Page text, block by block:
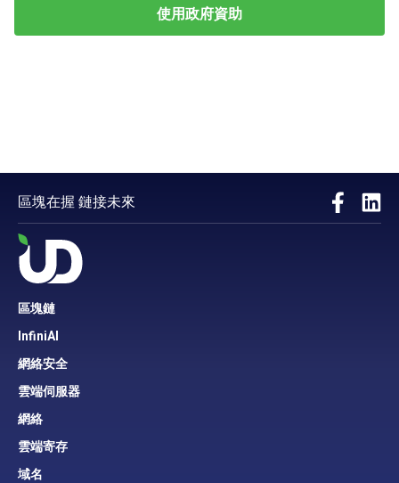
使用政府資助
區塊在握 鏈接未來
區塊鏈
InfiniAI
網絡安全
雲端伺服器
網絡
雲端寄存
域名